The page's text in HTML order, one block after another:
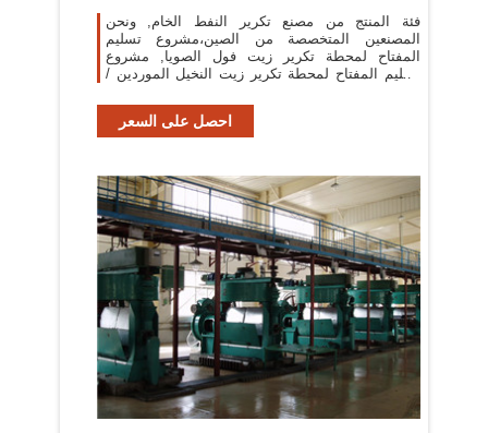
فئة المنتج من مصنع تكرير النفط الخام, ونحن
المصنعين المتخصصة من الصين،مشروع تسليم
المفتاح لمحطة تكرير زيت فول الصويا, مشروع
تسليم المفتاح لمحطة تكرير زيت النخيل الموردين /
احصل على السعر